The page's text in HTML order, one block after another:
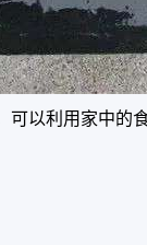
可以利用家中的